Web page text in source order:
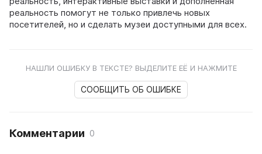
реальность помогут не только привлечь новых
посетителей, но и сделать музеи доступными для всех.
НАШЛИ ОШИБКУ В ТЕКСТЕ? ВЫДЕЛИТЕ ЕЁ И НАЖМИТЕ
СООБЩИТЬ ОБ ОШИБКЕ
Комментарии 0